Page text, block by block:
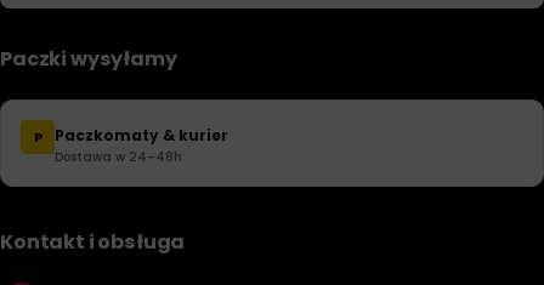
Paczki wysyłamy
P Paczkomaty & kurier
Dostawa w 24–48h
Kontakt i obsługa